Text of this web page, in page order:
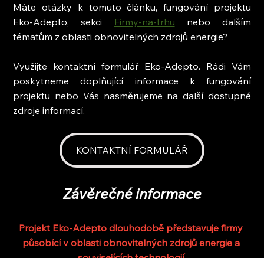
Máte otázky k tomuto článku, fungování projektu
Eko-Adepto, sekci
Firmy-na-trhu nebo dalším
tématům z oblasti obnovitelných zdrojů energie?
Využijte kontaktní formulář Eko-Adepto. Rádi Vám
poskytneme doplňující informace k fungování
projektu nebo Vás nasměrujeme na další dostupné
zdroje informací.
KONTAKTNÍ FORMULÁŘ
Závěrečné informace
Projekt Eko-Adepto dlouhodobě představuje firmy
působící v oblasti obnovitelných zdrojů energie a